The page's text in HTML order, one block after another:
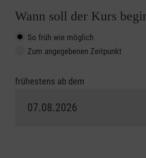
Wann soll der Kurs
So früh wie möglich
Zum angegebenen Zeitpunkt
frühestens ab dem